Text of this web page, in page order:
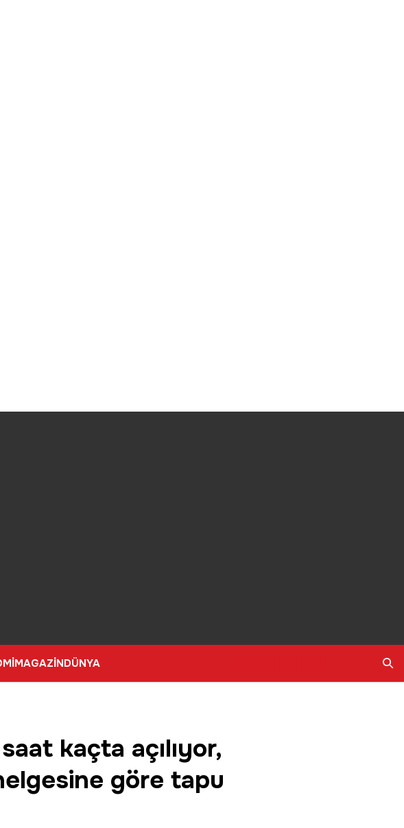
MAGAZİNDÜNYA
kaçta açılıyor,
göre tapu